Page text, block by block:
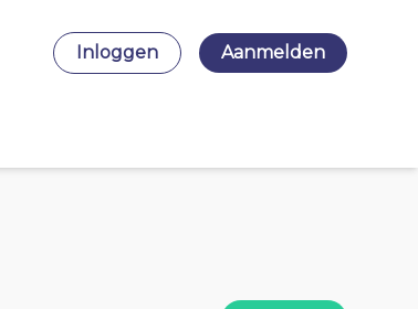
Inloggen Aanmelden